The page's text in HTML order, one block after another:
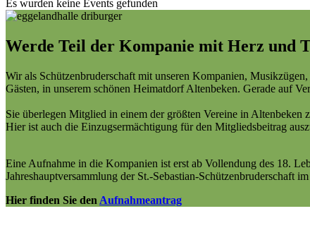
Es wurden keine Events gefunden
Werde Teil der Kompanie mit Herz und
Wir als Schützenbruderschaft mit unseren Kompanien,
Gästen, in unserem schönen Heimatdorf Altenbeken. Gerade auf
Sie überlegen Mitglied in einem der größten Vereine in
Hier ist auch die Einzugsermächtigung für den Mitgliedsbeitrag
Eine Aufnahme in die Kompanien ist erst ab Vollendung des 18.
Jahreshauptversammlung der St.-Sebastian-Schützenbruderschaft im
Hier finden Sie den Aufnahmeantrag